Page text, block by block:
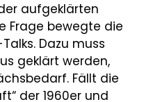
aufgeklärten
Frage bewegte die
Dazu muss
geklärt werden,
Fällt die
der 1960er und